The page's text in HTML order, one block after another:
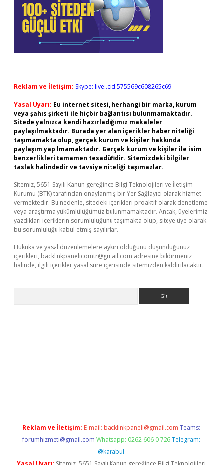
Reklam ve İletişim: Skype: live:.cid.575569c608265c69
Yasal Uyarı: Bu internet sitesi, herhangi bir marka, kurum
veya şahıs şirketi ile hiçbir bağlantısı bulunmamaktadır.
Sitede yalnızca kendi hazırladığımız makaleler
paylaşılmaktadır. Burada yer alan içerikler haber niteliği
taşımamakta olup, gerçek kurum ve kişiler hakkında
paylaşım yapılmamaktadır. Gerçek kurum ve kişiler ile isim
benzerlikleri tamamen tesadüfidir. Sitemizdeki bilgiler
taslak halindedir ve tavsiye niteliği taşımazlar.
Sitemiz, 5651 Sayılı Kanun gereğince Bilgi Teknolojileri ve İletişim
Kurumu (BTK) tarafından onaylanmış bir Yer Sağlayıcı olarak hizmet
vermektedir. Bu nedenle, sitedeki içerikleri proaktif olarak denetleme
veya araştırma yükümlülüğümüz bulunmamaktadır. Ancak, üyelerimiz
yazdıkları içeriklerin sorumluluğunu taşımakta olup, siteye üye olarak
bu sorumluluğu kabul etmiş sayılırlar.
Hukuka ve yasal düzenlemelere aykırı olduğunu düşündüğünüz
içerikleri, backlinkpanelicomtr@gmail.com adresine bildirmeniz
halinde, ilgili içerikler yasal süre içerisinde sitemizden kaldırılacaktır.
Reklam ve İletişim: E-mail: backlinkpaneli@gmail.com Teams:
forumhizmeti@gmail.com Whatsapp: 0262 606 0 726 Telegram:
@karabul
Yasal Uyarı: Sitemiz, 5651 Sayılı Kanun gereğince Bilgi Teknolojileri